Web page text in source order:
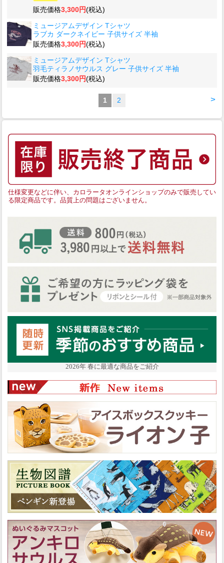
販売価格3,300円(税込)
ミュージアムデザイン Tシャツ
ラブカ ダークネイビー 子供サイズ 半袖
販売価格3,300円(税込)
ミュージアムデザイン Tシャツ
羽毛ティラノサウルス グレー 子供サイズ 半袖
販売価格3,300円(税込)
>
1 2
仕様変更などに伴い、カロラータオンラインショップのみで販売してい
る限定商品です。品質上の問題はございません。